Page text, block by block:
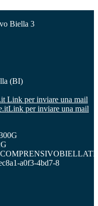
Biella 3
(BI)
Link per inviare una mail
Link per inviare una mail
a0f3-4bd7-8